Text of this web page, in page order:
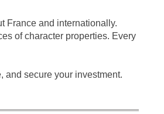
France and internationally.
of character properties. Every
and secure your investment.